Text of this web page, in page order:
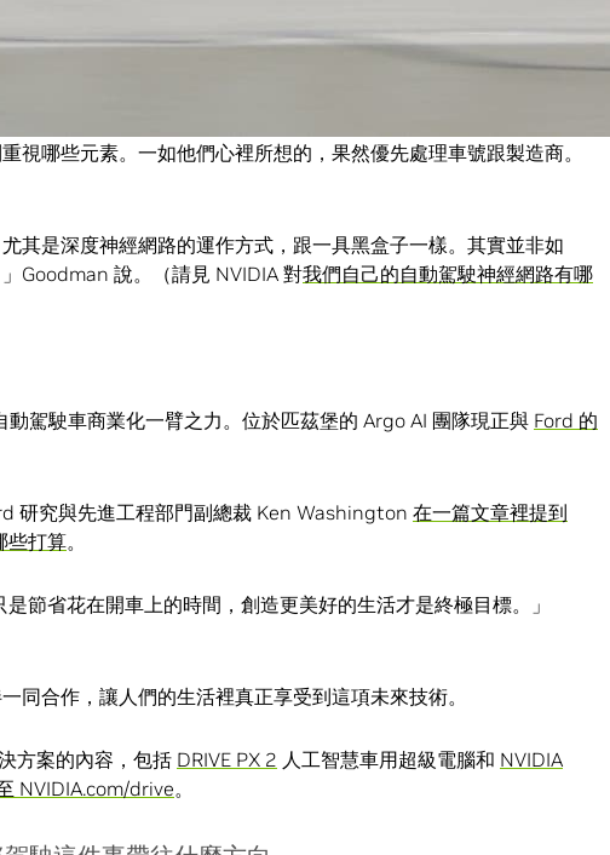
麼簡單。NASCAR 的賽車經常會重新上漆，Goodman 說隨著贊助
週都會重新烤漆。不過有兩件事始終不變：車號跟製造商。
視哪些元素。一如他們心裡所想的，果然優先處理車號跟製造商。
其是深度神經網路的運作方式，跟一具黑盒子一樣。其實並非如
Goodman 說。（請見 NVIDIA 對我們自己的自動駕駛神經網路有哪
動駕駛車商業化一臂之力。位於匹茲堡的 Argo AI 團隊現正與 Ford 的
研究與先進工程部門副總裁 Ken Washington 在一篇文章裡提到
些打算。
是節省花在開車上的時間，創造更美好的生活才是終極目標。」
同合作，讓人們的生活裡真正享受到這項未來技術。
方案的內容，包括 DRIVE PX 2 人工智慧車用超級電腦和 NVIDIA
NVIDIA.com/drive。